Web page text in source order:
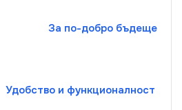
За по-добро бъдеще
Удобство и функционалност